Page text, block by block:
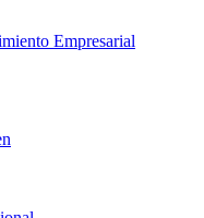
Empresarial